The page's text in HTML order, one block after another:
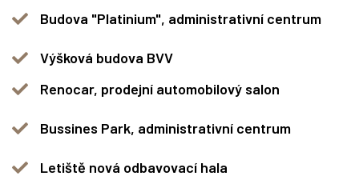
Budova "Platinium", administrativní centrum
Výšková budova BVV
Renocar, prodejní automobilový salon
Bussines Park, administrativní centrum
Letiště nová odbavovací hala